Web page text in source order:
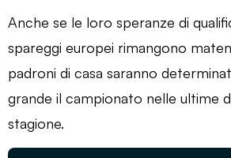
Anche se le loro speranze di
spareggi europei rimangono
padroni di casa saranno
grande il campionato nelle ultime
stagione.